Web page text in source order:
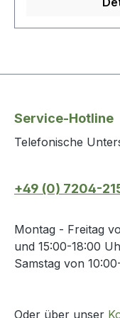
Service-Hotline
Telefonische
+49 (0) 7204-
Montag - Freitag
und 15:00-18:00
Samstag von
Oder über unser